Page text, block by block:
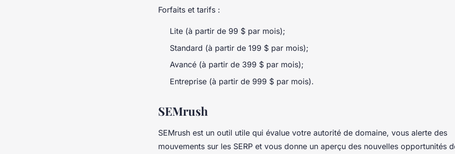
Forfaits et tarifs :
Lite (à partir de 99 $ par mois);
Standard (à partir de 199 $ par mois);
Avancé (à partir de 399 $ par mois);
Entreprise (à partir de 999 $ par mois).
SEMrush
SEMrush est un outil utile qui évalue votre autorité de domaine, vous alerte des
mouvements sur les SERP et vous donne un aperçu des nouvelles opportunités